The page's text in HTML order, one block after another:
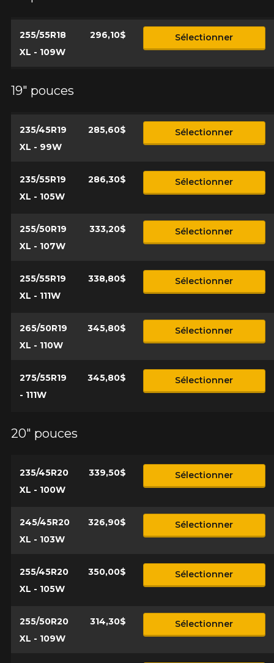
255/55R18
XL - 109W
296,10$ Sélectionner
19" pouces
235/45R19
XL - 99W
285,60$ Sélectionner
235/55R19
XL - 105W
286,30$ Sélectionner
255/50R19
XL - 107W
333,20$ Sélectionner
255/55R19
XL - 111W
338,80$ Sélectionner
265/50R19
XL - 110W
345,80$ Sélectionner
275/55R19
- 111W
345,80$ Sélectionner
20" pouces
235/45R20
XL - 100W
339,50$ Sélectionner
245/45R20
XL - 103W
326,90$ Sélectionner
255/45R20
XL - 105W
350,00$ Sélectionner
255/50R20
XL - 109W
314,30$ Sélectionner
d'équipement pour votre véhicule, vous devez vérifier
l'exactitude de l'information sur votre véhicule directement